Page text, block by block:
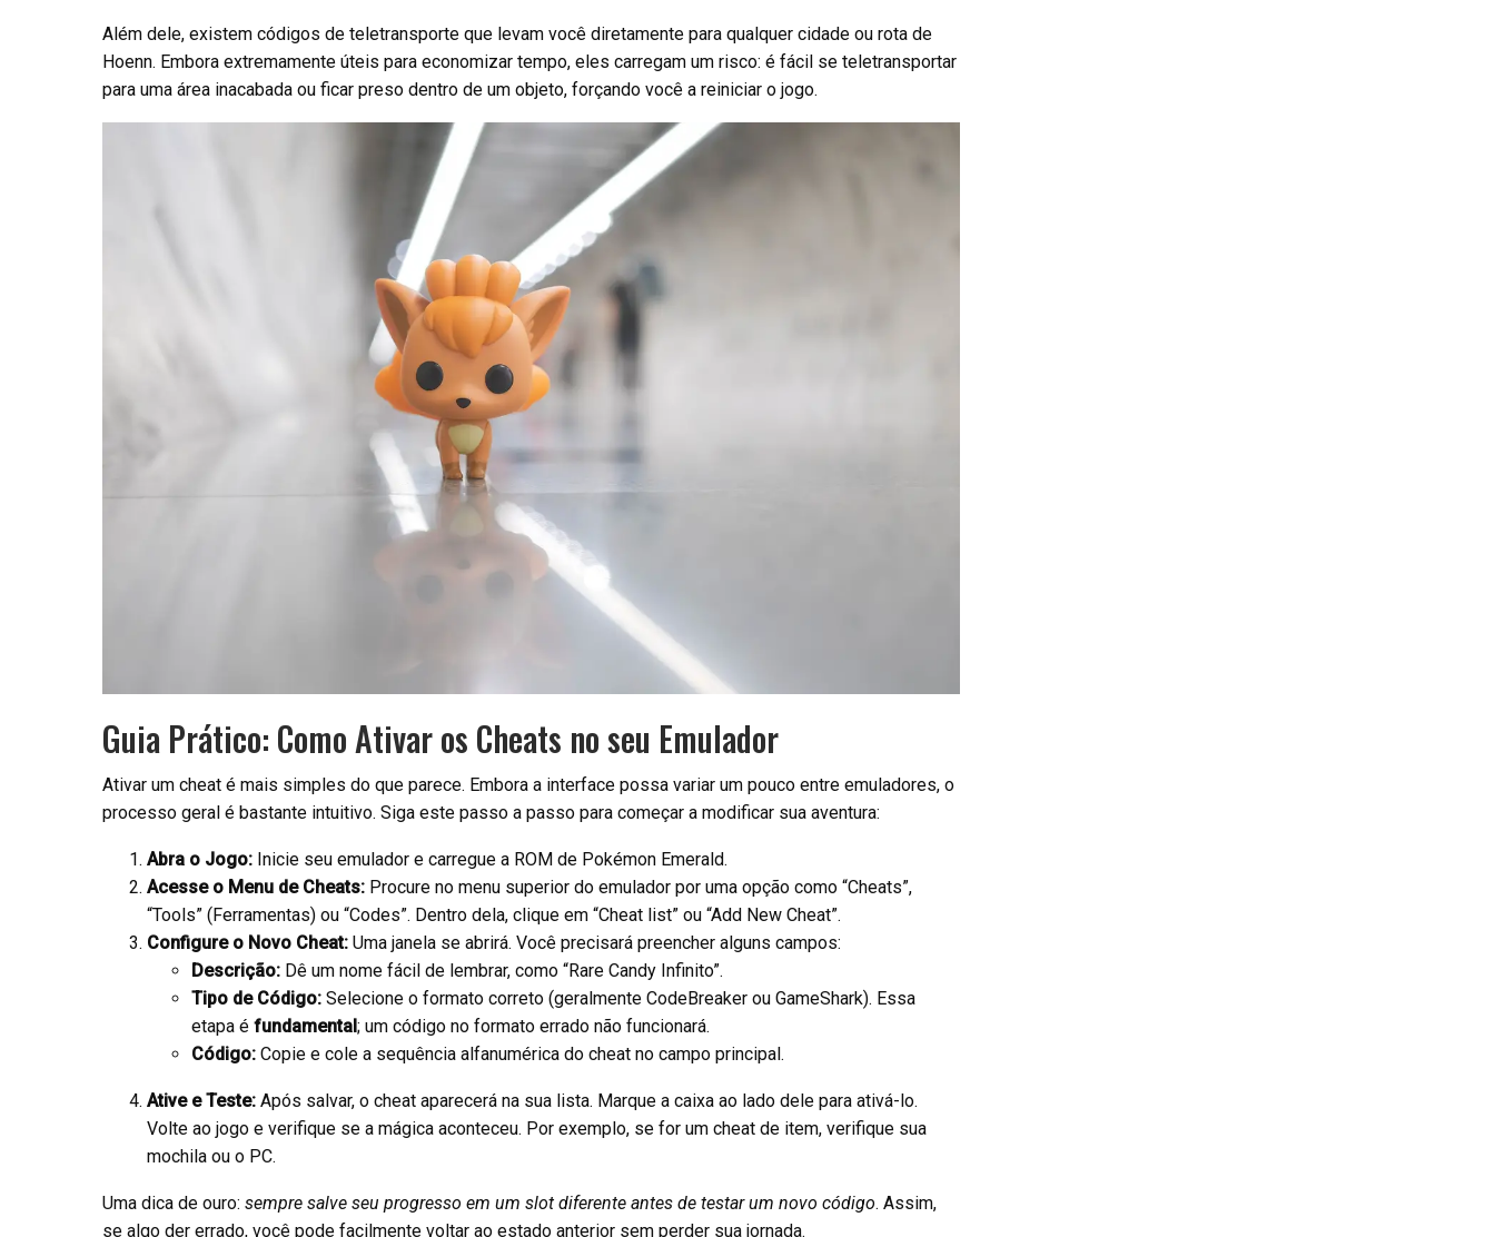
Além dele, existem códigos de teletransporte que levam você diretamente para qualquer cidade ou rota de
Hoenn. Embora extremamente úteis para economizar tempo, eles carregam um risco: é fácil se teletransportar
para uma área inacabada ou ficar preso dentro de um objeto, forçando você a reiniciar o jogo.
Guia Prático: Como Ativar os Cheats no seu Emulador
Ativar um cheat é mais simples do que parece. Embora a interface possa variar um pouco entre emuladores, o
processo geral é bastante intuitivo. Siga este passo a passo para começar a modificar sua aventura:
Abra o Jogo: Inicie seu emulador e carregue a ROM de Pokémon Emerald.
Acesse o Menu de Cheats: Procure no menu superior do emulador por uma opção como “Cheats”,
“Tools” (Ferramentas) ou “Codes”. Dentro dela, clique em “Cheat list” ou “Add New Cheat”.
Configure o Novo Cheat: Uma janela se abrirá. Você precisará preencher alguns campos:
Descrição: Dê um nome fácil de lembrar, como “Rare Candy Infinito”.
Tipo de Código: Selecione o formato correto (geralmente CodeBreaker ou GameShark). Essa
etapa é fundamental; um código no formato errado não funcionará.
Código: Copie e cole a sequência alfanumérica do cheat no campo principal.
Ative e Teste: Após salvar, o cheat aparecerá na sua lista. Marque a caixa ao lado dele para ativá-lo.
Volte ao jogo e verifique se a mágica aconteceu. Por exemplo, se for um cheat de item, verifique sua
mochila ou o PC.
Uma dica de ouro: sempre salve seu progresso em um slot diferente antes de testar um novo código. Assim,
se algo der errado, você pode facilmente voltar ao estado anterior sem perder sua jornada.